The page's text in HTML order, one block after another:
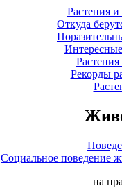
Растения
Откуда
Рекорды
Социальное поведение
на